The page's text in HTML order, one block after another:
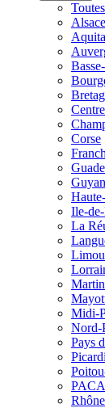
Alsace
Centre
Corse
Ile-
La
Midi-
Nord-
Pays
PACA